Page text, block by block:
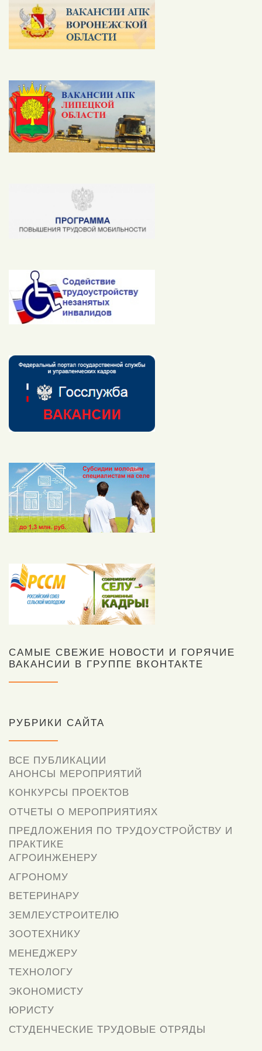
САМЫЕ СВЕЖИЕ НОВОСТИ И ГОРЯЧИЕ
ВАКАНСИИ В ГРУППЕ ВКОНТАКТЕ
РУБРИКИ САЙТА
ВСЕ ПУБЛИКАЦИИ
АНОНСЫ МЕРОПРИЯТИЙ
КОНКУРСЫ ПРОЕКТОВ
ОТЧЕТЫ О МЕРОПРИЯТИЯХ
ПРЕДЛОЖЕНИЯ ПО ТРУДОУСТРОЙСТВУ И
ПРАКТИКЕ
АГРОИНЖЕНЕРУ
АГРОНОМУ
ВЕТЕРИНАРУ
ЗЕМЛЕУСТРОИТЕЛЮ
ЗООТЕХНИКУ
МЕНЕДЖЕРУ
ТЕХНОЛОГУ
ЭКОНОМИСТУ
ЮРИСТУ
СТУДЕНЧЕСКИЕ ТРУДОВЫЕ ОТРЯДЫ